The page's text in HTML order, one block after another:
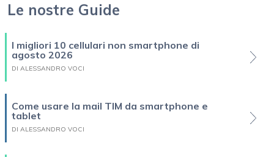
Le nostre Guide
I migliori 10 cellulari non smartphone di
agosto 2026
DI ALESSANDRO VOCI
Come usare la mail TIM da smartphone e
tablet
DI ALESSANDRO VOCI